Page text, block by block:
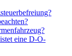
eine D-O-